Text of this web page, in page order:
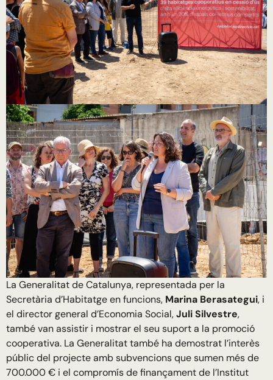
La Generalitat de Catalunya, representada per la
Secretària d’Habitatge en funcions, Marina Berasategui, i
el director general d’Economia Social,Juli Silvestre,
també van assistir i mostrar el seu suport a la promoció
cooperativa. La Generalitat també ha demostrat l’interès
públic del projecte amb subvencions que sumen més de
700.000 € i el compromís de finançament de l’Institut